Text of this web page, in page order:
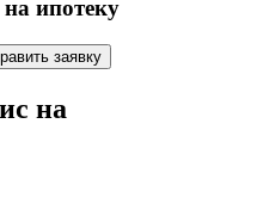
ипотеку
заявку
на